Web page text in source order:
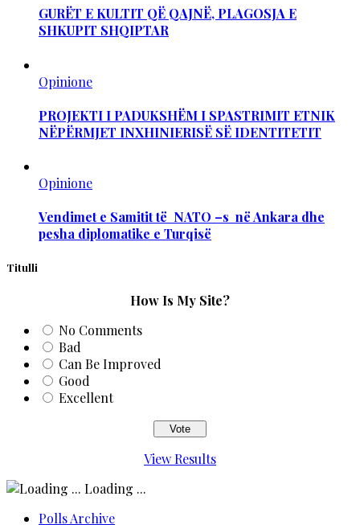
GURËT E KULTIT QË QAJNË, PLAGOSJA E
SHKUPIT SHQIPTAR
Opinione
PROJEKTI I PADUKSHËM I SPASTRIMIT ETNIK
NËPËRMJET INXHINIERISË SË IDENTITETIT
Opinione
Vendimet e Samitit të NATO –s në Ankara dhe
pesha diplomatike e Turqisë
Titulli
How Is My Site?
No Comments
Bad
Can Be Improved
Good
Excellent
View Results
Loading ...
Polls Archive